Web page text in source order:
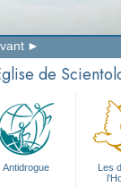
de
Antidrogue
Les